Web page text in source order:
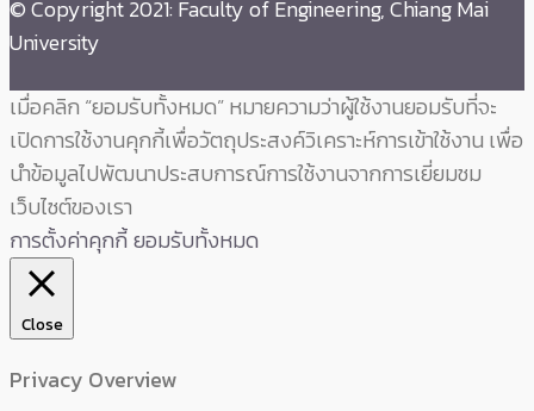
© Copyright 2021: Faculty of Engineering, Chiang Mai
University
เมื่อคลิก “ยอมรับทั้งหมด” หมายความว่าผู้ใช้งานยอมรับที่จะ
เปิดการใช้งานคุกกี้เพื่อวัตถุประสงค์วิเคราะห์การเข้าใช้งาน เพื่อ
นำข้อมูลไปพัฒนาประสบการณ์การใช้งานจากการเยี่ยมชม
เว็บไซต์ของเรา
การตั้งค่าคุกกี้ยอมรับทั้งหมด
Close
Privacy Overview